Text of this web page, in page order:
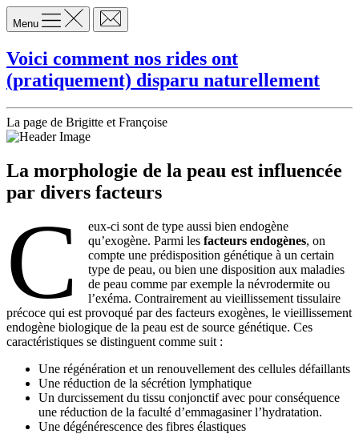
Menu
Voici comment nos rides ont
(pratiquement) disparu naturellement
La page de Brigitte et Françoise
La morphologie de la peau est influencée
par divers facteurs
C
eux-ci sont de type aussi bien endogène
qu’exogène. Parmi lesfacteurs endogènes, on
compte une prédisposition génétique à un certain
type de peau, ou bien une disposition aux maladies
de peau comme par exemple la névrodermite ou
l’exéma. Contrairement au vieillissement tissulaire
précoce qui est provoqué par des facteurs exogènes, le vieillissement
endogène biologique de la peau est de source génétique. Ces
caractéristiques se distinguent comme suit :
Une régénération et un renouvellement des cellules défaillants
Une réduction de la sécrétion lymphatique
Un durcissement du tissu conjonctif avec pour conséquence
une réduction de la faculté d’emmagasiner l’hydratation.
Une dégénérescence des fibres élastiques